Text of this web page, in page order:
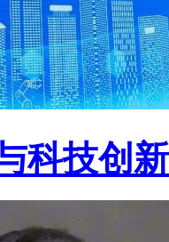
科技创